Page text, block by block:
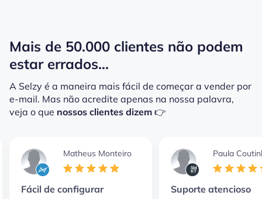
Mais de 50.000 clientes não podem
estar errados...
A Selzy é a maneira mais fácil de começar a vender por
e-mail. Mas não acredite apenas na nossa palavra,
veja o que nossos clientes dizem 👉
Matheus Monteiro
Fácil de configurar
Paula
Suporte atencioso